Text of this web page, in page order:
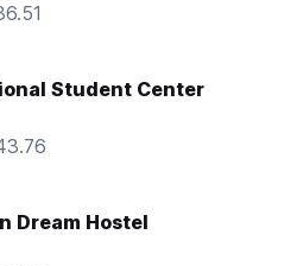
Student Center
Dream Hostel